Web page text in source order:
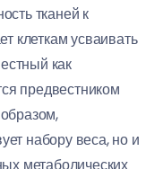
тканей к
клеткам усваивать
как
предвестником
набору веса, но и